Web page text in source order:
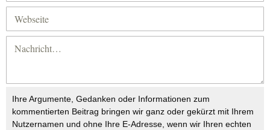
Ihre Argumente, Gedanken oder Informationen zum
kommentierten Beitrag bringen wir ganz oder gekürzt mit Ihrem
Nutzernamen und ohne Ihre E-Adresse, wenn wir Ihren echten